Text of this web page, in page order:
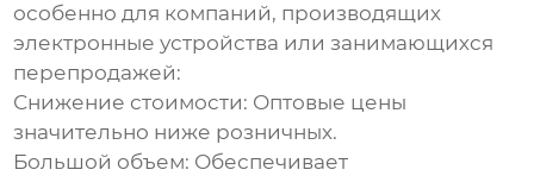
особенно для компаний, производящих
электронные устройства или занимающихся
перепродажей:
Снижение стоимости: Оптовые цены
значительно ниже розничных.
Большой объем: Обеспечивает